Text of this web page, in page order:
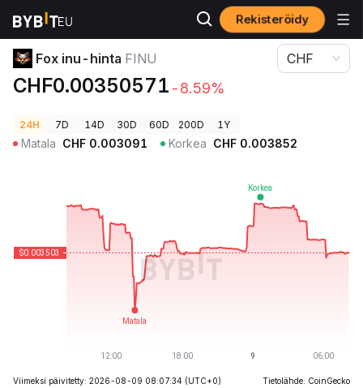
Rekisteröidy
Kryptohinnat
Fox inu-hinta FINU
CHF0.00350571 -8.59%
CHF
24H 7D 14D 30D 60D 200D 1Y
Matala CHF 0.003091 Korkea CHF 0.003852
Viimeksi päivitetty: 2026-08-09 08:07:34 (UTC+0)
Tietolähde: CoinGecko